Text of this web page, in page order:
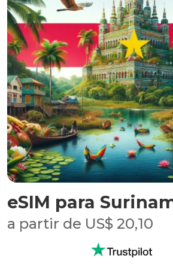
eSIM para
a partir de US$ 20,10